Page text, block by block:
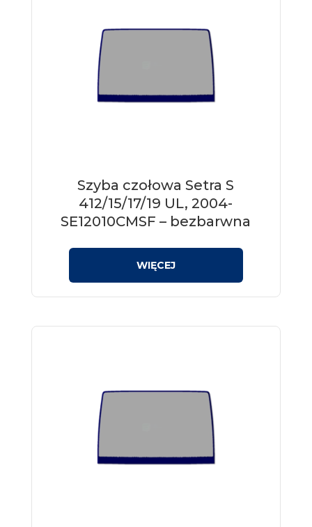
Szyba czołowa Setra S
412/15/17/19 UL, 2004-
SE12010CMSF – bezbarwna